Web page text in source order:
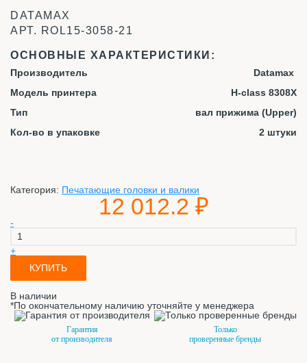
DATAMAX
АРТ. ROL15-3058-21
ОСНОВНЫЕ ХАРАКТЕРИСТИКИ:
Производитель
Datamax
Модель принтера
H-class 8308X
Тип
вал прижима (Upper)
Кол-во в упаковке
2 штуки
Категория: Печатающие головки и валики
12 012.2 ₽
-
+
КУПИТЬ
В наличии
*По окончательному наличию уточняйте у менеджера
Гарантия
от производителя
Только
проверенные бренды